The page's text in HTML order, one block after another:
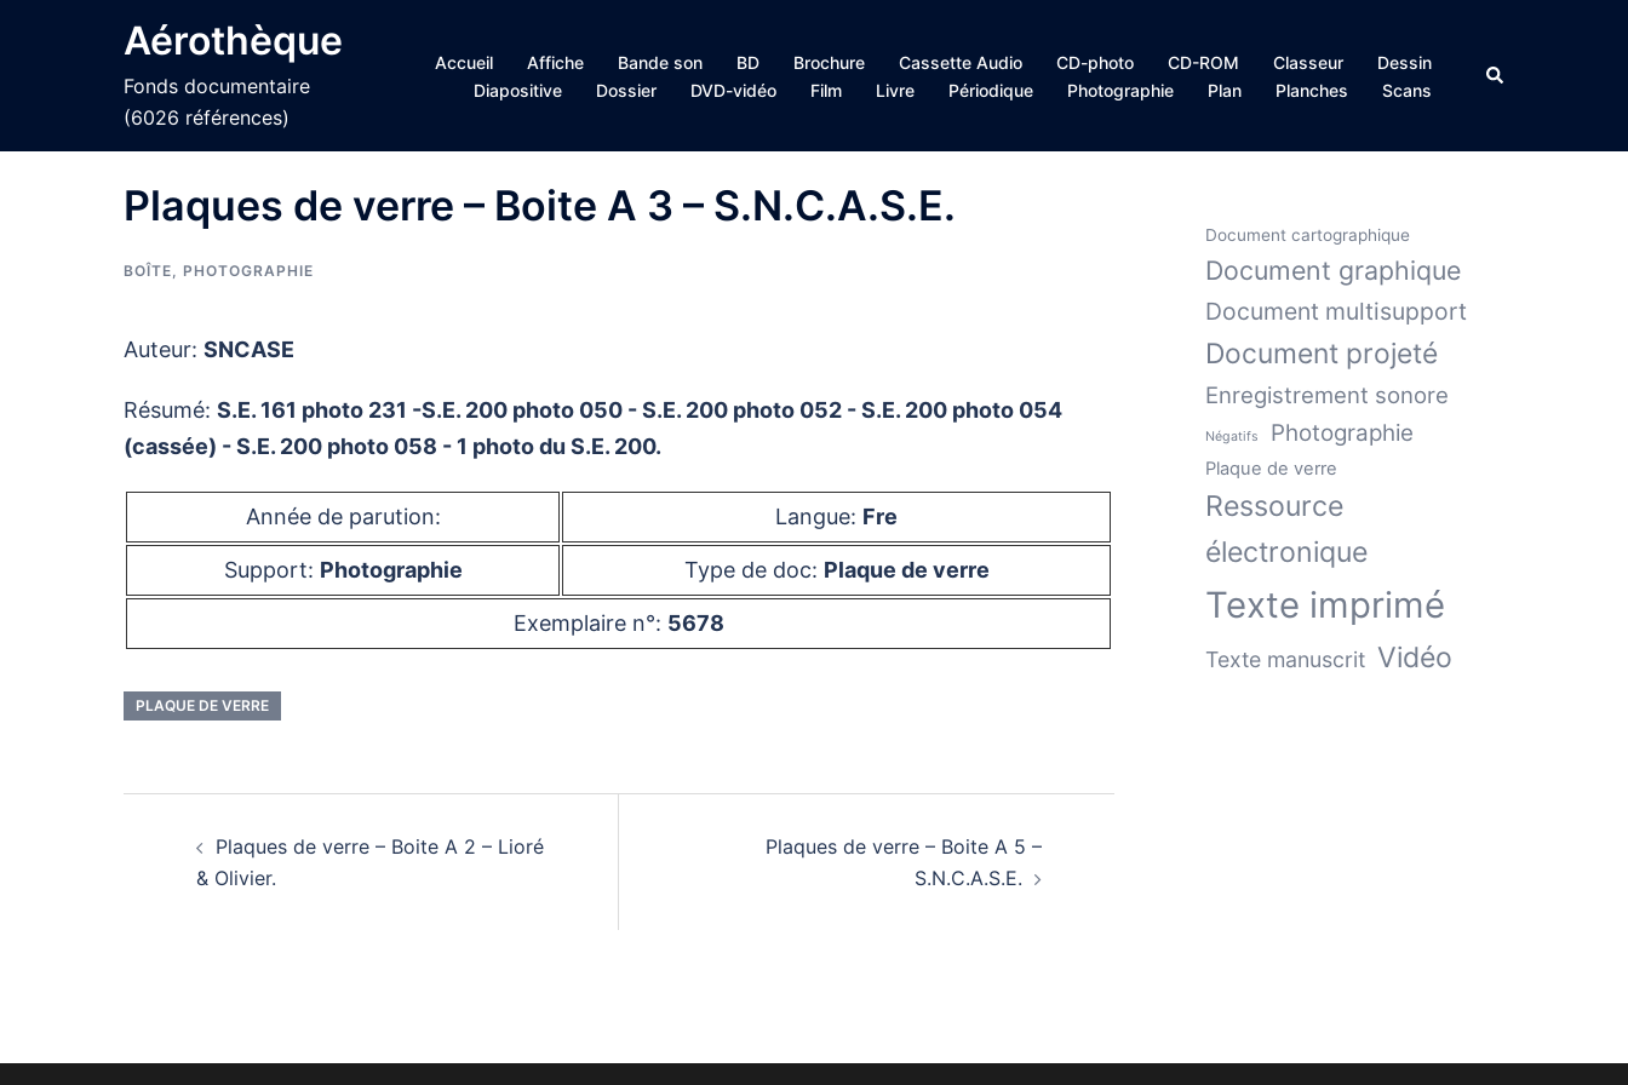
Aérothèque
Fonds documentaire
(6026 références)
Accueil Affiche Bande son BD Brochure Cassette Audio CD-photo CD-ROM Classeur
Dessin
Diapositive
Dossier DVD-vidéo Film Livre Périodique Photographie Plan Planches Scans
Rechercher
Plaques de verre – Boite A 3 – S.N.C.A.S.E.
BOÎTE, PHOTOGRAPHIE
Auteur: SNCASE
Résumé: S.E. 161 photo 231 -S.E. 200 photo 050 - S.E. 200 photo 052 - S.E. 200 photo 054
(cassée) - S.E. 200 photo 058 - 1 photo du S.E. 200.
Année de parution: Langue: Fre
Support: Photographie Type de doc: Plaque de verre
Exemplaire n°: 5678
PLAQUE DE VERRE
d’article
Plaques de verre – Boite A 2 – Lioré
& Olivier.
Plaques de verre – Boite A 5 –
S.N.C.A.S.E.
Document cartographique
Document graphique
Document multisupport
Document projeté
Enregistrement sonore
Négatifs Photographie
Plaque de verre
Ressource
électronique
Texte imprimé
Texte manuscrit Vidéo